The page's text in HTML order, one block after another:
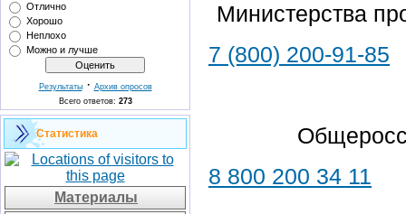
Отлично
Хорошо
Неплохо
Можно и лучше
Результаты· Архив опросов
Всего ответов: 273
Статистика
Материалы
Министерства
7 (800) 200-91-85
8 800 200 34 11